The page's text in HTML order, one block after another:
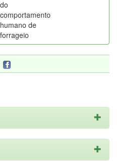
do
comportamento
humano de
forrageio